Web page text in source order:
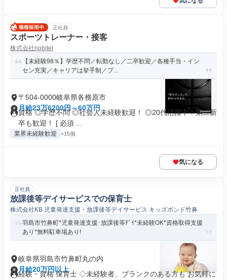
正社員
スポーツトレーナー・接客
株式会社nobitel
【未経験98％】学歴不問／転勤なし／二卒歓迎／各種手当・イン
セン充実／キャリアは挙手制／プ...
〒504-0000岐阜県各務原市
月給23万6200円～60万円
資格 ◎学歴不問 ◎社会人未経験歓迎！ ◎20代活躍中！第二新
卒も歓迎！ [ 必須 ...
業界未経験歓迎 +15個
気になる
正社員
放課後等デイサービスでの保育士
株式会社KB 児童発達支援・放課後等デイサービス キッズボンド竹鼻
羽島市竹鼻町*児童発達支援･放課後等ﾃﾞｲ*未経験OK*資格取得支援
あり*無料駐車場あり!
岐阜県羽島市竹鼻町丸の内
月給20万円以上
経験・資格 保育士 ◇未経験者、ブランクのある方も お気軽に